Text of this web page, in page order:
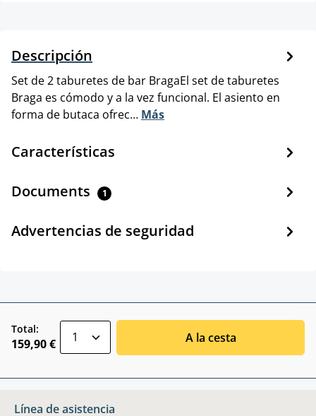
Descripción
Set de 2 taburetes de bar BragaEl set de taburetes
Braga es cómodo y a la vez funcional. El asiento en
forma de butaca ofrec… Más
Características
Documents 1
Advertencias de seguridad
Total:
159,90 € A la cesta
Línea de asistencia